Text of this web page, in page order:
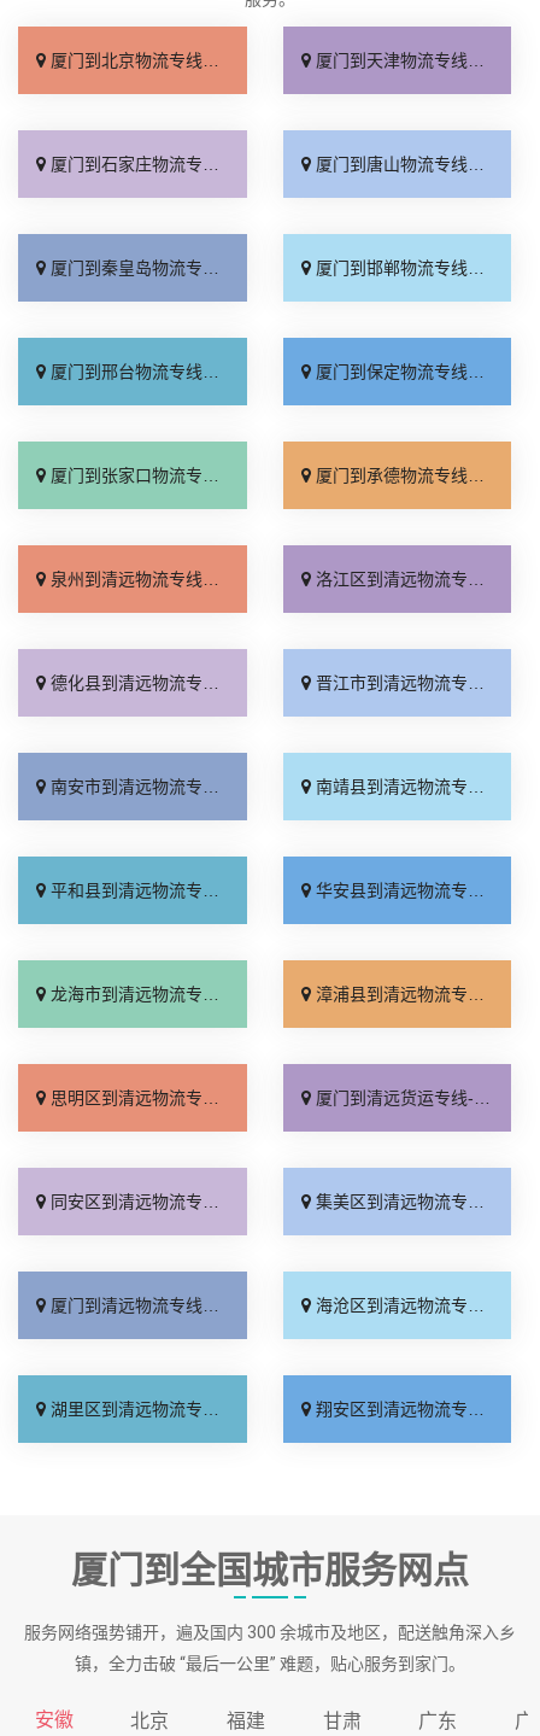
厦门到北京物流专线_直达不中转「送货到门」 厦门到天津物流专线_运保时效「高效快运」
厦门到石家庄物流专线_准时准点「多少公里」 厦门到唐山物流专线_全境派送「收费介绍」
厦门到秦皇岛物流专线_高效运输「运保时效」 厦门到邯郸物流专线_物流拼车「全境配送」
厦门到邢台物流专线_专业靠谱「上门提货」 厦门到保定物流专线_全程直达「高效运输」
厦门到张家口物流专线_全境派送「多久能到」 厦门到承德物流专线_专业调车「合理收费」
泉州到清远物流专线_准时准点「运价查询」 洛江区到清远物流专线_实时跟踪 「快运有保障」
德化县到清远物流专线_直发全境「要几天到」 晋江市到清远物流专线_合理收费「诚信经营」
南安市到清远物流专线_整车配货「快速直达」 南靖县到清远物流专线_快速直达「上门取件」
平和县到清远物流专线_专业调车「多久时间」 华安县到清远物流专线_资质齐全「运价实惠」
龙海市到清远物流专线_零担配货「资质齐全」 漳浦县到清远物流专线_直达往返「快速响应」
思明区到清远物流专线_送货上门「专线快运」 厦门到清远货运专线-厦门到清远物流公司_来电咨询「一站直达」
同安区到清远物流专线_准时准点「门到门接送」 集美区到清远物流专线_随叫随到「门到门配送」
厦门到清远物流专线_快运有保障「全程无虑」 海沧区到清远物流专线_直达不中转「直达往返」
湖里区到清远物流专线_一站式托运「合同承运」 翔安区到清远物流专线_限时必达「多少一方」
厦门到全国城市服务网点
服务网络强势铺开，遍及国内 300 余城市及地区，配送触角深入乡
镇，全力击破 “最后一公里” 难题，贴心服务到家门。
安徽 北京 福建 甘肃 广东 广